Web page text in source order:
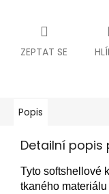
ZEPTAT SE
Popis
Detailní popis
Tyto softshellové
tkaného